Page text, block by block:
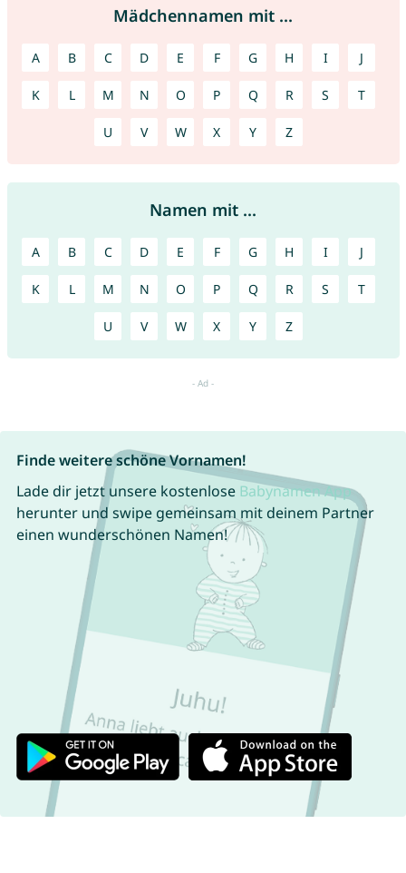
Mädchennamen mit ...
A B C D E F G H I J
K L M N O P Q R S T
U V W X Y Z
Namen mit ...
A B C D E F G H I J
K L M N O P Q R S T
U V W X Y Z
Finde weitere schöne Vornamen!
Lade dir jetzt unsere kostenlose Babynamen App
herunter und swipe gemeinsam mit deinem Partner
einen wunderschönen Namen!